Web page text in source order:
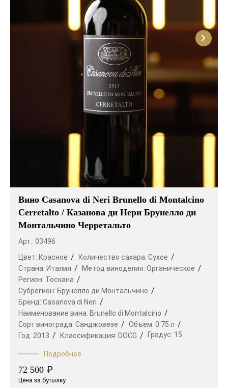
Итальянские вина
Французские вина
Испанские вина
Граппа
Водка
Вино Casanova di Neri Brunello di Montalcino
Cerretalto / Казанова ди Нери Брунелло ди
Монтальчино Черретальто
Арт.: 03496
Цвет: Красное Количество сахара: Сухое
Страна: Италия Метод виноделия: Органическое
Регион: Тоскана
Субрегион: Брунелло ди Монтальчино
Бренд: Casanova di Neri
Наименование вина: Brunello di Montalcino
Сорт винограда: Санджовезе Объем: 0.75 л
Год: 2013 Классификация: DOCG Градус: 15
Подробнее
72 500 ₽
Цена за бутылку